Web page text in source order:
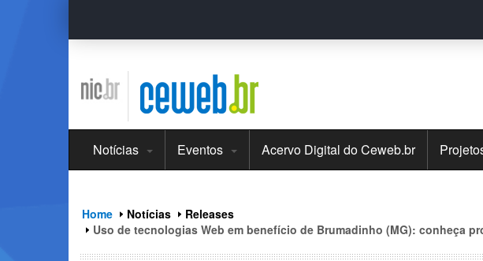
Notícias Eventos Acervo Digital do Ceweb.br
Home Notícias
Releases
Uso de tecnologias Web em benefício de Brumadinho (MG): conheça